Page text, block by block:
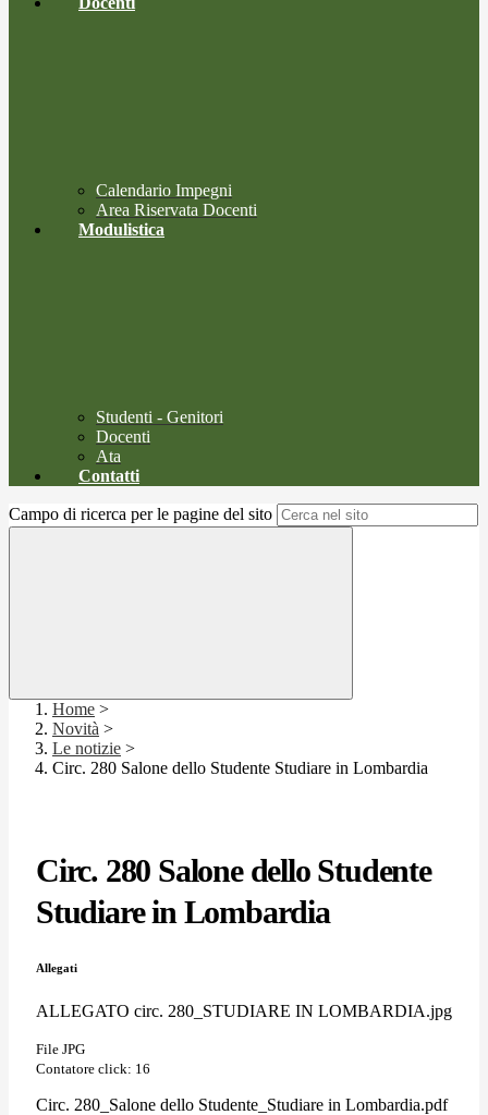
Calendario Impegni
Area Riservata Docenti
Modulistica
Studenti - Genitori
Docenti
Ata
Contatti
Campo di ricerca per le pagine del sito
Home >
Novità >
Le notizie >
Circ. 280 Salone dello Studente Studiare in Lombardia
Circ. 280 Salone dello Studente
Studiare in Lombardia
Allegati
ALLEGATO circ. 280_STUDIARE IN LOMBARDIA.jpg
File JPG
Contatore click: 16
Circ. 280_Salone dello Studente_Studiare in Lombardia.pdf